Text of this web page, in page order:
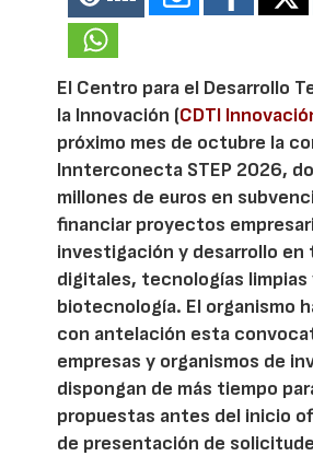
El Centro para el Desarrollo
la Innovación (CDTI
próximo mes de octubre la
Innterconecta STEP 2026,
millones de euros en
financiar proyectos
investigación y desarrollo en
digitales, tecnologías limpias
biotecnología. El organismo
con antelación esta
empresas y organismos de
dispongan de más tiempo
propuestas antes del inicio
de presentación de